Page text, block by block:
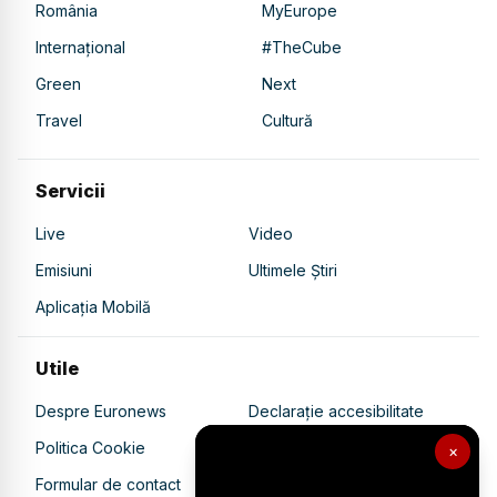
×
România
MyEurope
Internațional
#TheCube
Green
Next
Travel
Cultură
Servicii
Live
Video
Emisiuni
Ultimele Știri
Aplicația Mobilă
Utile
Despre Euronews
Declarație accesibilitate
Politica Cookie
Politica de confidențialitate
Formular de contact